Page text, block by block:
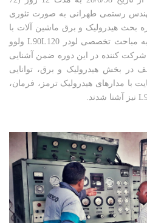
رستمی­ طهرانی به صورت تئوری
بحث هیدرولیک و برق ماشین­ آلات با
مباحث عمومی آغاز و در نهایت به مباحث تخصصی لودر L90L120 ولوو
کننده در این دوره ضمن آشنایی
در بخش هیدرولیک و برق، توانایی
با مدارهای هیدرولیک ترمز، فرمان،